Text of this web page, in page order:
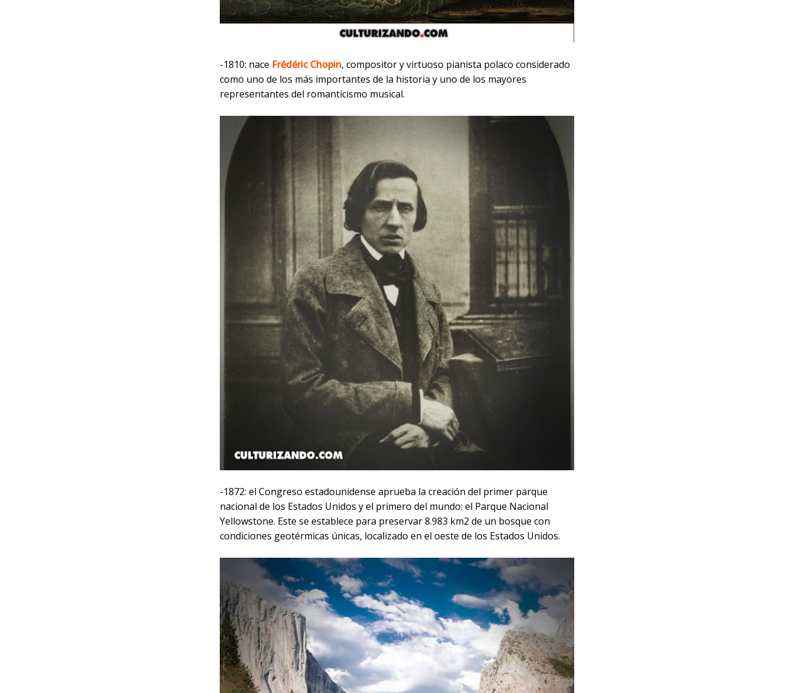
-1810: nace Frédéric Chopin, compositor y virtuoso pianista polaco considerado
como uno de los más importantes de la historia y uno de los mayores
representantes del romanticismo musical.
-1872: el Congreso estadounidense aprueba la creación del primer parque
nacional de los Estados Unidos y el primero del mundo: el Parque Nacional
Yellowstone. Este se establece para preservar 8.983 km2 de un bosque con
condiciones geotérmicas únicas, localizado en el oeste de los Estados Unidos.